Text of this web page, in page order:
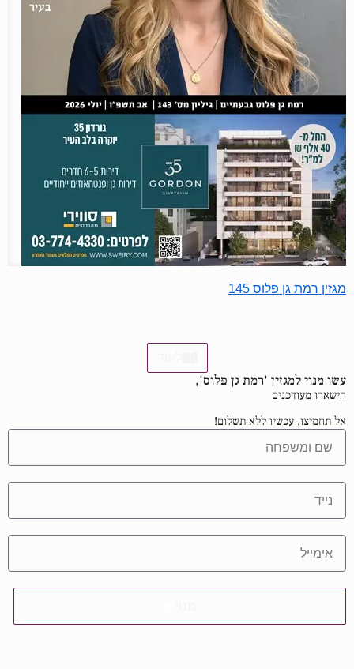
מגזין רמת גן פלוס 145
עשו מנוי למגזין 'רמת גן פלוס',
הישארו מעודכנים
אל תחמיצו, עכשיו ללא תשלום!